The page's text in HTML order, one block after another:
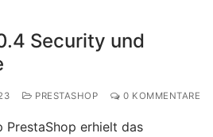
Security und
PRESTASHOP 0 KOMMENTARE
PrestaShop erhielt das